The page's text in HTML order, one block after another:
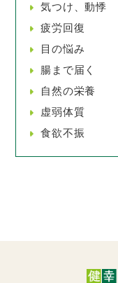
気つけ、動悸
疲労回復
目の悩み
腸まで届く
自然の栄養
虚弱体質
食欲不振